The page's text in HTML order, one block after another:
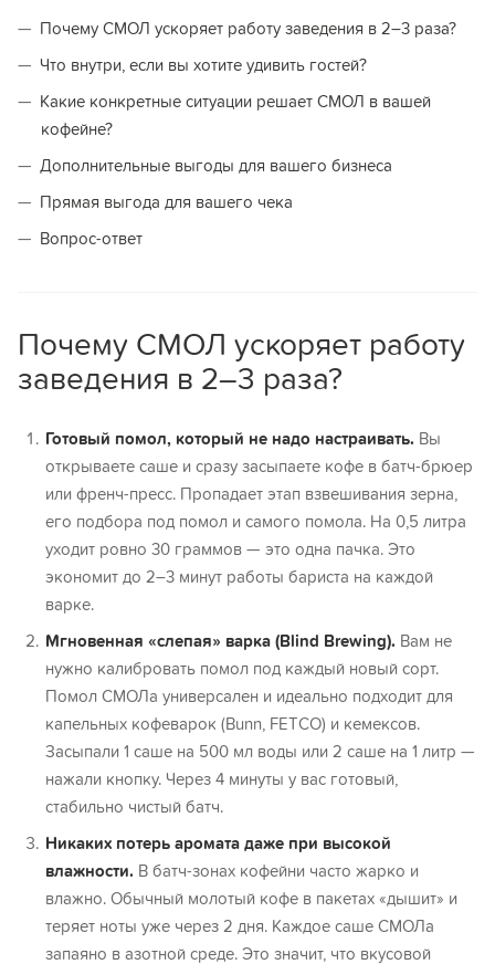
Почему СМОЛ ускоряет работу заведения в 2–3 раза?
Что внутри, если вы хотите удивить гостей?
Какие конкретные ситуации решает СМОЛ в вашей
кофейне?
Дополнительные выгоды для вашего бизнеса
Прямая выгода для вашего чека
Вопрос-ответ
Почему СМОЛ ускоряет работу
заведения в 2–3 раза?
Готовый помол, который не надо настраивать. Вы
открываете саше и сразу засыпаете кофе в батч-брюер
или френч-пресс. Пропадает этап взвешивания зерна,
его подбора под помол и самого помола. На 0,5 литра
уходит ровно 30 граммов — это одна пачка. Это
экономит до 2–3 минут работы бариста на каждой
варке.
Мгновенная «слепая» варка (Blind Brewing). Вам не
нужно калибровать помол под каждый новый сорт.
Помол СМОЛа универсален и идеально подходит для
капельных кофеварок (Bunn, FETCO) и кемексов.
Засыпали 1 саше на 500 мл воды или 2 саше на 1 литр —
нажали кнопку. Через 4 минуты у вас готовый,
стабильно чистый батч.
Никаких потерь аромата даже при высокой
влажности. В батч-зонах кофейни часто жарко и
влажно. Обычный молотый кофе в пакетах «дышит» и
теряет ноты уже через 2 дня. Каждое саше СМОЛа
запаяно в азотной среде. Это значит, что вкусовой